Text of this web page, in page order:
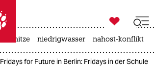
 taz zahl ich
taz zahl ich

taz zahl ich
hitze niedrigwasser nahost-konflikt
Fridays for Future in Berlin: Fridays in der Schule